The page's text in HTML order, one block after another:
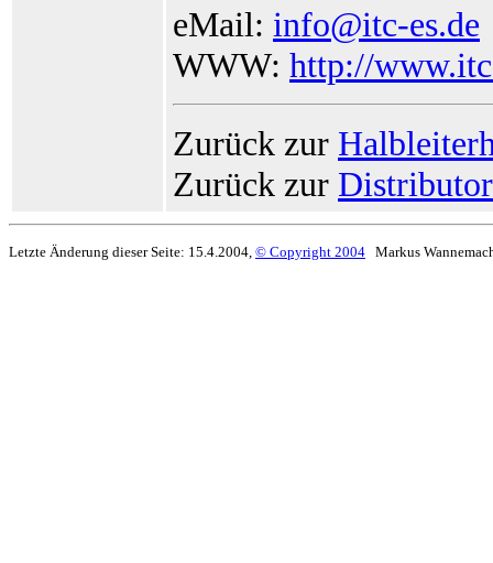
eMail: info@itc-es.de
WWW: http://
Zurück zur
Zurück zur
Letzte Änderung dieser Seite: 15.4.2004, © Copyright 2004 Markus